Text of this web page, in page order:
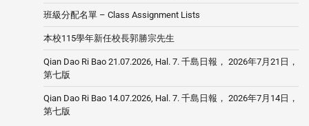
班級分配名單 – Class Assignment Lists
本校115學年新任校長郭勝宗先生
Qian Dao Ri Bao 21.07.2026, Hal. 7. 千島日報， 2026年7月21日，
第七版
Qian Dao Ri Bao 14.07.2026, Hal. 7. 千島日報， 2026年7月14日，
第七版